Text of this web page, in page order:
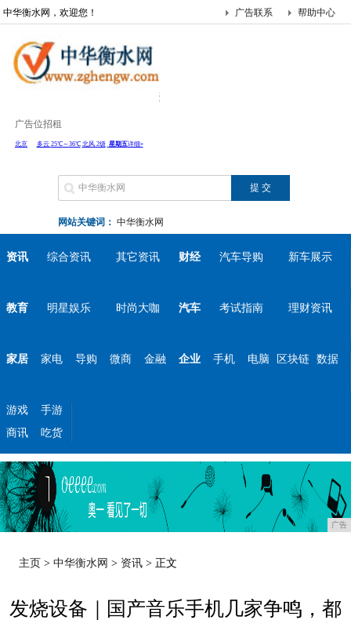
中华衡水网，欢迎您！ 帮助中心
广告联系
广告位招租
网站关键词： 中华衡水网
资讯 综合资讯 其它资讯 财经 汽车导购 新车展示
教育 明星娱乐 时尚大咖 汽车 考试指南 理财资讯
家居 家电 导购 微商 金融 企业 手机 电脑 区块链 数据
游戏
手游
商讯
吃货
广告
主页 >中华衡水网 > 资讯 > 正文
发烧设备｜国产音乐手机几家争鸣，都